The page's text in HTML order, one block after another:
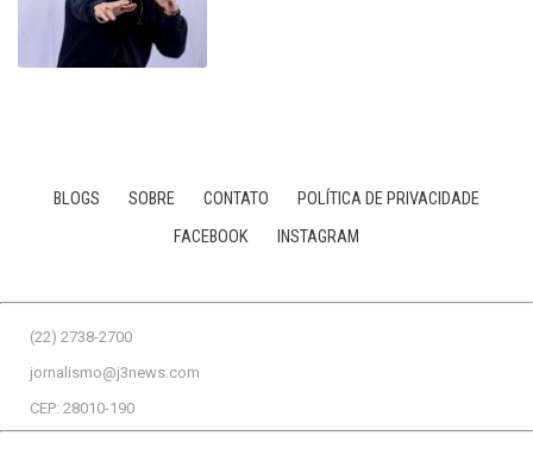
BLOGS SOBRE CONTATO
POLÍTICA DE PRIVACIDADE
FACEBOOK
INSTAGRAM
(22) 2738-2700
jornalismo@j3news.com
CEP: 28010-190